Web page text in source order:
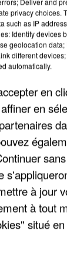
Lecornu
partis à
privacy choices.
such as IP
Identify devices
geolocation
different
automatically.
en
en
à jour
à tout
situé